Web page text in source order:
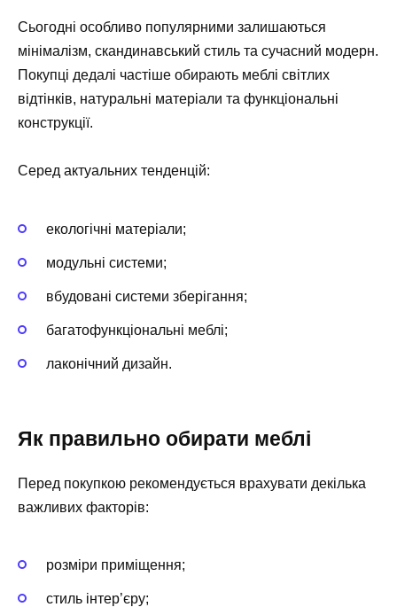
Сьогодні особливо популярними залишаються
мінімалізм, скандинавський стиль та сучасний модерн.
Покупці дедалі частіше обирають меблі світлих
відтінків, натуральні матеріали та функціональні
конструкції.
Серед актуальних тенденцій:
екологічні матеріали;
модульні системи;
вбудовані системи зберігання;
багатофункціональні меблі;
лаконічний дизайн.
Як правильно обирати меблі
Перед покупкою рекомендується врахувати декілька
важливих факторів:
розміри приміщення;
стиль інтер’єру;